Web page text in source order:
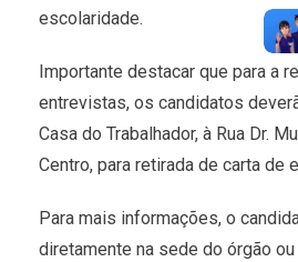
escolaridade.
Importante destacar que para a
entrevistas, os candidatos
Casa do Trabalhador, à Rua Dr.
Centro, para retirada de carta de
Para mais informações, o
diretamente na sede do órgão